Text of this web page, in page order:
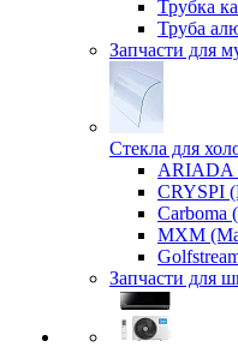
Трубка
Труба
Запчасти для
Стекла для
Carboma
MXM
Запчасти для